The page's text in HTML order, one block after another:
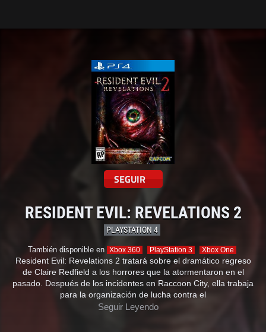
SEGUIR
RESIDENT EVIL: REVELATIONS 2
PLAYSTATION 4
También disponible en Xbox 360 PlayStation 3 Xbox One
Resident Evil: Revelations 2 tratará sobre el dramático regreso
de Claire Redfield a los horrores que la atormentaron en el
pasado. Después de los incidentes en Raccoon City, ella trabaja
para la organización de lucha contra el
Seguir Leyendo